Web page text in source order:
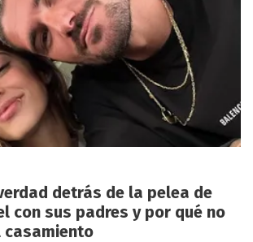
detrás de la pelea de
con sus padres y por qué no